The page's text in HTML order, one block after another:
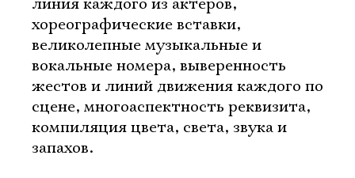
хореографические вставки,
великолепные музыкальные и
вокальные номера, выверенность
жестов и линий движения каждого по
сцене, многоаспектность реквизита,
компиляция цвета, света, звука и
запахов.
Ознакомиться